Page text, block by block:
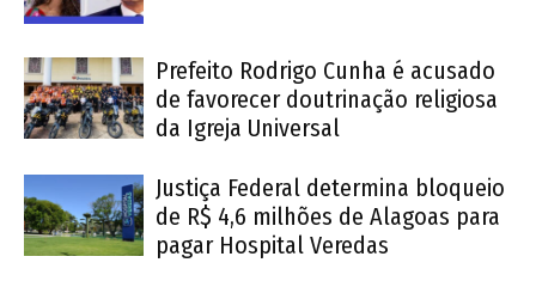
Prefeito Rodrigo Cunha é acusado
de favorecer doutrinação religiosa
da Igreja Universal
Justiça Federal determina bloqueio
de R$ 4,6 milhões de Alagoas para
pagar Hospital Veredas